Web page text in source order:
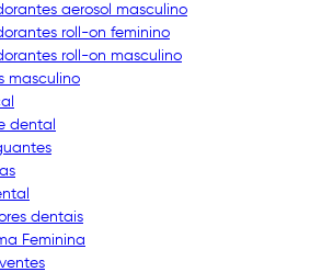
aerosol masculino
roll-on feminino
roll-on masculino
masculino
dental
dentais
Feminina